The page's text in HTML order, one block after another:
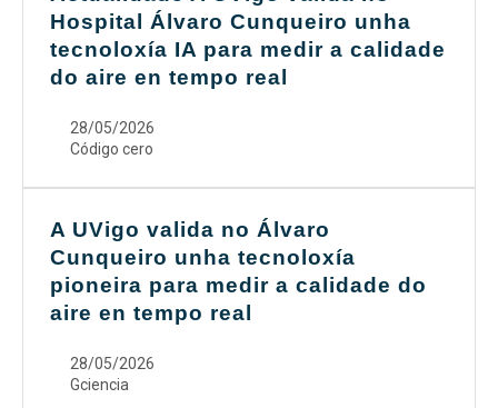
Hospital Álvaro Cunqueiro unha
tecnoloxía IA para medir a calidade
do aire en tempo real
28/05/2026
Código cero
A UVigo valida no Álvaro
Cunqueiro unha tecnoloxía
pioneira para medir a calidade do
aire en tempo real
28/05/2026
Gciencia